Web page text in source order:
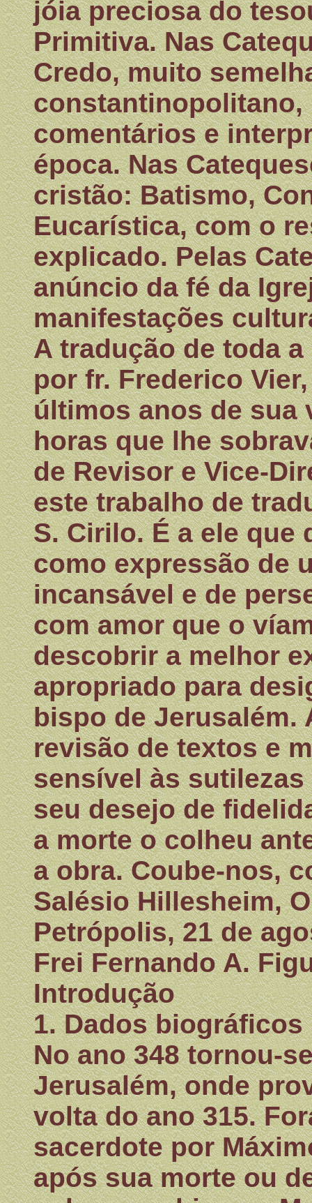
jóia preciosa do
Primitiva. Nas
Credo, muito
comentários e
época. Nas
cristão: Batismo,
Eucarística, com o
explicado. Pelas
anúncio da fé da
manifestações
A tradução de toda
por fr. Frederico
últimos anos de sua
horas que lhe
de Revisor e Vice-
este trabalho de
S. Cirilo. É a ele que
como expressão de
incansável e de
com amor que o
descobrir a melhor
apropriado para
bispo de Jerusalém.
revisão de textos e
sensível às
seu desejo de
a morte o colheu
a obra. Coube-nos,
Salésio Hillesheim,
Petrópolis, 21 de
Frei Fernando A.
Introdução
1. Dados biográficos
No ano 348 tornou-
Jerusalém, onde
volta do ano 315.
sacerdote por
após sua morte ou